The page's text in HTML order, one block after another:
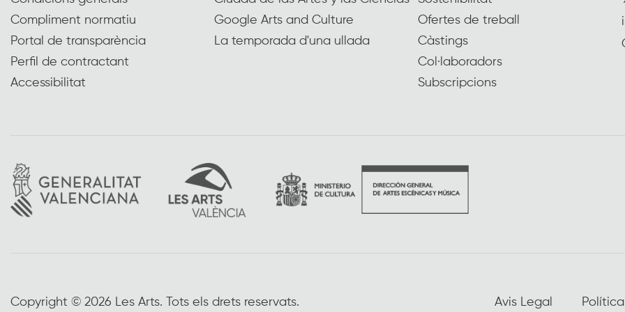
Compliment normatiu
Portal de transparència
Perfil de contractant
Accessibilitat
Google Arts and Culture
La temporada d'una ullada
Ofertes de treball
Càstings
Col·laboradors
Subscripcions
Copyright © 2026 Les Arts. Tots els drets reservats. Avis Legal